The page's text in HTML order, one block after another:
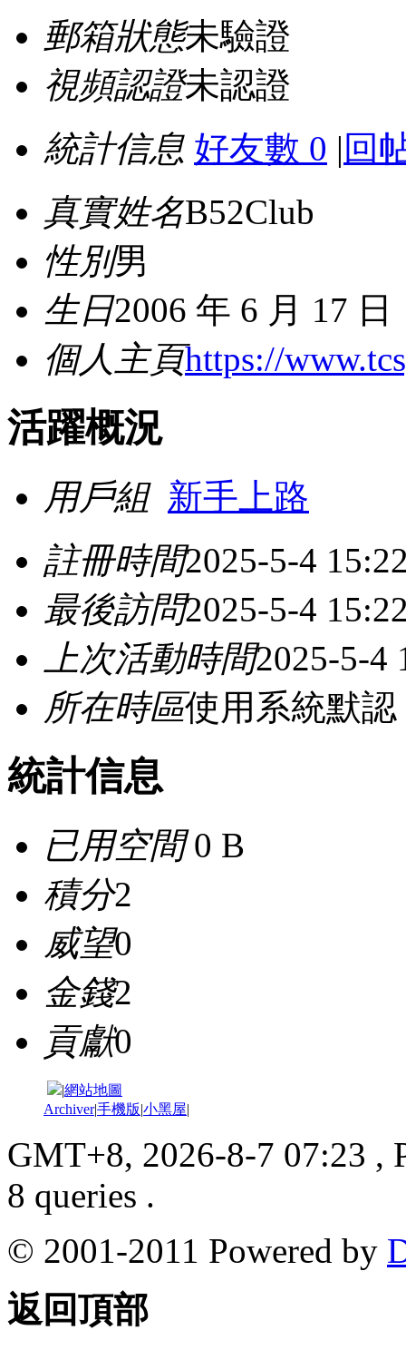
郵箱狀態未驗證
視頻認證未認證
統計信息 好友數 0 | 回
真實姓名B52Club
性別男
生日2006 年 6 月 17 日
個人主頁https://
活躍概況
用戶組 新手上路
註冊時間2025-5-4
最後訪問2025-5-4
上次活動時間2025-5-4
所在時區使用系統默認
統計信息
已用空間0 B
積分2
威望0
金錢2
貢獻0
|網站地圖
Archiver|手機版|小黑屋|
GMT+8, 2026-8-7 07:23 ,
8 queries .
© 2001-2011 Powered by
返回頂部